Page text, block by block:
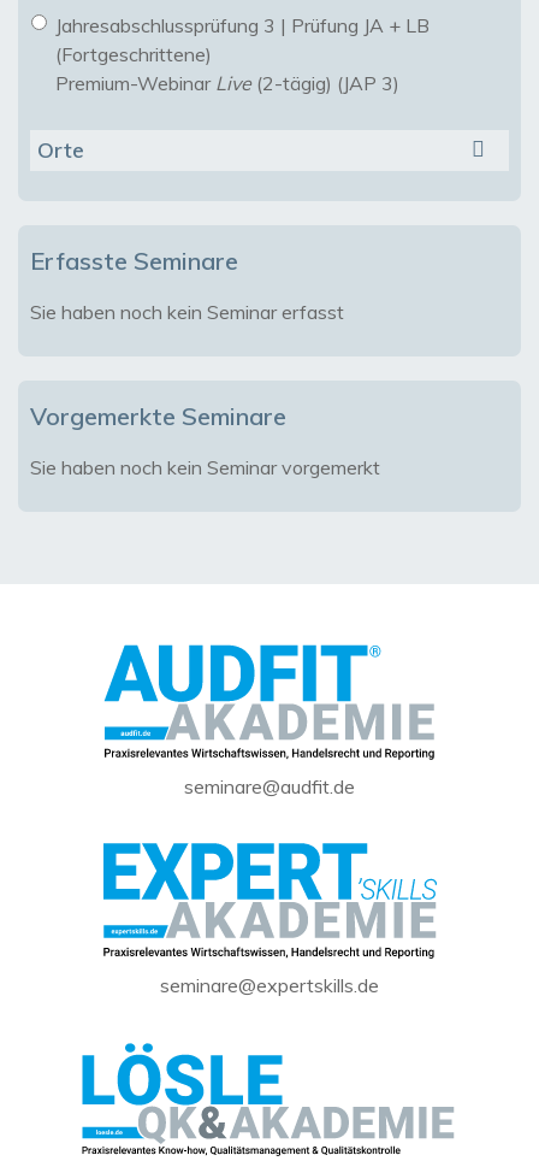
Jahresabschlussprüfung 3 | Prüfung JA + LB
(Fortgeschrittene)
Premium-Webinar Live (2-tägig) (JAP 3)
Orte
Erfasste Seminare
Sie haben noch kein Seminar erfasst
Vorgemerkte Seminare
Sie haben noch kein Seminar vorgemerkt
seminare@audfit.de
seminare@expertskills.de